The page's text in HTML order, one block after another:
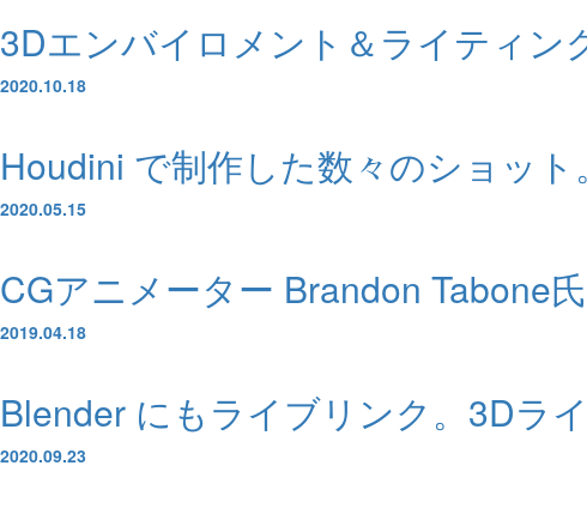
3Dエンバイロメント＆ライティン
2020.10.18
Houdini で制作した数々のショッ
2020.05.15
CGアニメーター Brandon Tabone
2019.04.18
Blender にもライブリンク。3Dラ
2020.09.23